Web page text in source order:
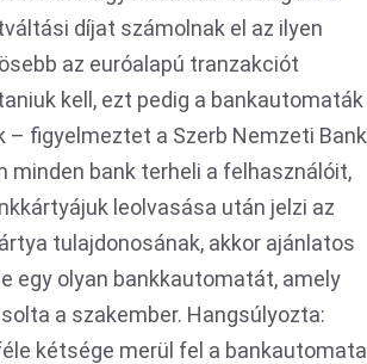
díjat számolnak el az ilyen
az euróalapú tranzakciót
kell, ezt pedig a bankautomaták
figyelmeztet a Szerb Nemzeti Bank
minden bank terheli a felhasználóit,
leolvasása után jelzi az
tulajdonosának, akkor ajánlatos
egy olyan bankkautomatát, amely
a szakember. Hangsúlyozta:
kétsége merül fel a bankautomata